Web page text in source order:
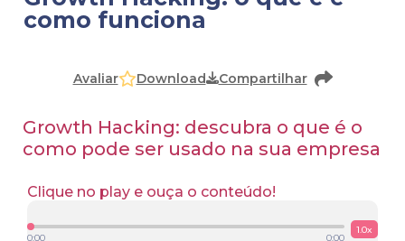
como funciona
cadastro para acessar o conteúdo
Avaliar Download Compartilhar
Growth Hacking: descubra o que é o
como pode ser usado na sua empresa
Clique no play e ouça o conteúdo!
0:00 0:00
1.0x